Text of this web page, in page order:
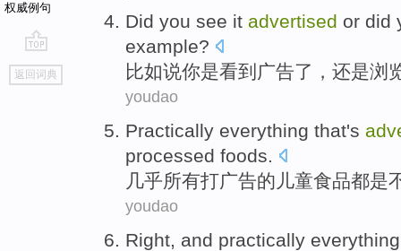
权威例句
go
top
返回词典
Did you see it advertised or did
example?
比如说你是看到 广告了， 还是浏
youdao
Practically everything that's
processed foods.
几乎所有打广告的 儿童食品都是
youdao
Right, and practically everything